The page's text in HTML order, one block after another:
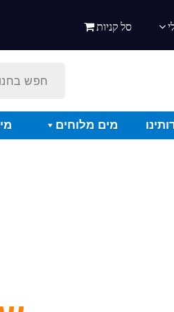
סל קניות
מים מלוחים